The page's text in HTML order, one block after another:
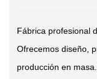
Fábrica profesional
Ofrecemos diseño,
producción en